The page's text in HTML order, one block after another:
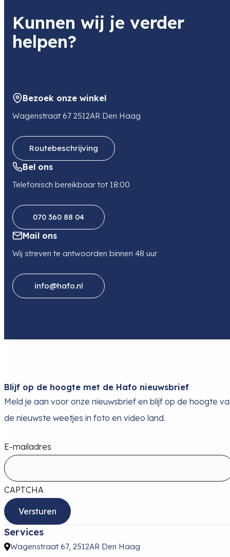
Kunnen wij je verder
helpen?
Bezoek onze winkel
Wagenstraat 67 2512AR Den Haag
Routebeschrijving
Bel ons
Telefonisch bereikbaar tot 18:00
070 360 88 04
Mail ons
Wij streven te antwoorden binnen 48 uur
info@hafo.nl
Blijf op de hoogte met de Hafo nieuwsbrief
Meld je aan voor onze nieuwsbrief en blijf op de hoogte
de nieuwste weetjes in foto en video land.
E-mailadres
CAPTCHA
Services
Wagenstraat 67, 2512AR Den Haag